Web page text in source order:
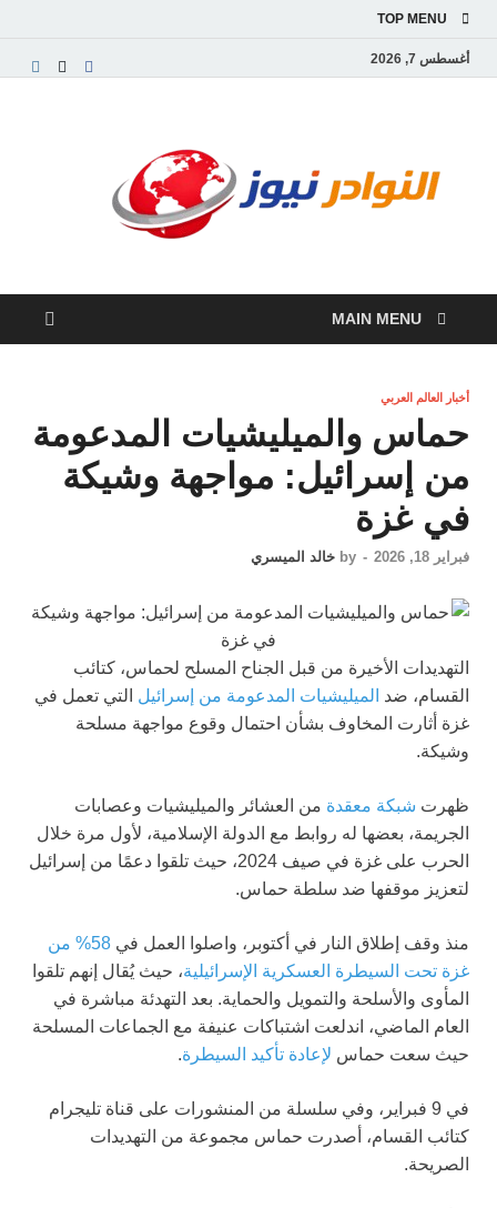
TOP MENU
أغسطس 7, 2026
الأخبار
والتقارير
من
MAIN MENU
أخبار العالم العربي
حماس والميليشيات المدعومة
من إسرائيل: مواجهة وشيكة
في غزة
فبراير 18, 2026 -
by خالد الميسري
التهديدات الأخيرة من قبل الجناح المسلح لحماس، كتائب
القسام، ضد الميليشيات المدعومة من إسرائيل التي تعمل في
غزة أثارت المخاوف بشأن احتمال وقوع مواجهة مسلحة
وشيكة.
ظهرت شبكة معقدة من العشائر والميليشيات وعصابات
الجريمة، بعضها له روابط مع الدولة الإسلامية، لأول مرة خلال
الحرب على غزة في صيف 2024، حيث تلقوا دعمًا من إسرائيل
لتعزيز موقفها ضد سلطة حماس.
منذ وقف إطلاق النار في أكتوبر، واصلوا العمل في
58% من
غزة تحت السيطرة العسكرية الإسرائيلية، حيث يُقال إنهم تلقوا
المأوى والأسلحة والتمويل والحماية. بعد التهدئة مباشرة في
العام الماضي، اندلعت اشتباكات عنيفة مع الجماعات المسلحة
حيث سعت حماس لإعادة تأكيد السيطرة.
في 9 فبراير، وفي سلسلة من المنشورات على قناة تليجرام
كتائب القسام، أصدرت حماس مجموعة من التهديدات
الصريحة.